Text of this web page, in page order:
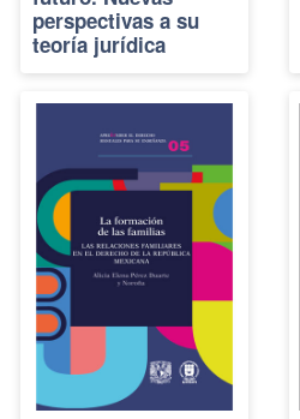
perspectivas a su
teoría jurídica